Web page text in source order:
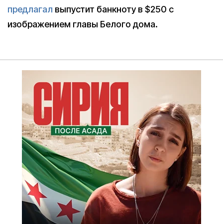
предлагал выпустит банкноту в $250 с
изображением главы Белого дома.